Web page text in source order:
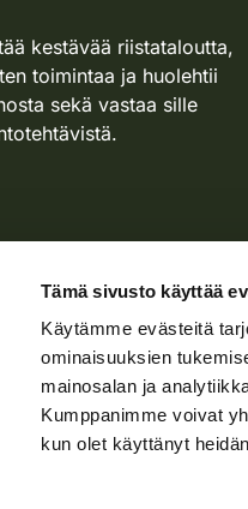
Tämä sivusto käyttää
Käytämme evästeitä
ominaisuuksien
mainosalan ja
Kumppanimme voivat
kun olet käyttänyt
kestävää riistataloutta,
toimintaa ja huolehtii
sekä vastaa sille